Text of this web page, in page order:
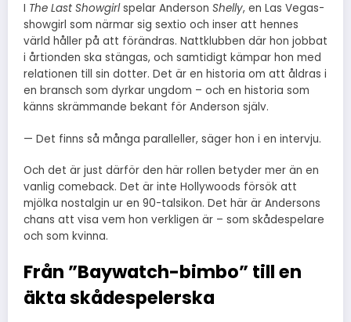
I The Last Showgirlspelar Anderson Shelly, en Las Vegas-
showgirl som närmar sig sextio och inser att hennes
värld håller på att förändras. Nattklubben där hon jobbat
i årtionden ska stängas, och samtidigt kämpar hon med
relationen till sin dotter. Det är en historia om att åldras i
en bransch som dyrkar ungdom – och en historia som
känns skrämmande bekant för Anderson själv.
— Det finns så många paralleller, säger hon i en intervju.
Och det är just därför den här rollen betyder mer än en
vanlig comeback. Det är inte Hollywoods försök att
mjölka nostalgin ur en 90-talsikon. Det här är Andersons
chans att visa vem hon verkligen är – som skådespelare
och som kvinna.
Från ”Baywatch-bimbo” till en
äkta skådespelerska